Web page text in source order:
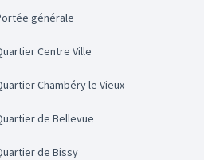
Portée générale
Quartier Centre Ville
Quartier Chambéry le Vieux
Quartier de Bellevue
Quartier de Bissy